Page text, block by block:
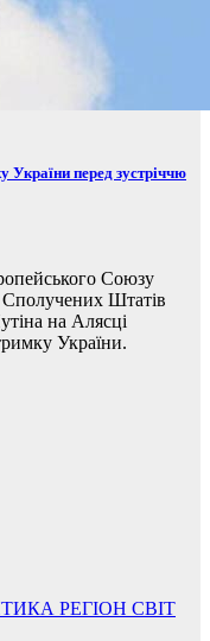
України перед зустріччю
Союзу
Сполучених Штатів
на Алясці
України.
РЕГІОН СВІТ